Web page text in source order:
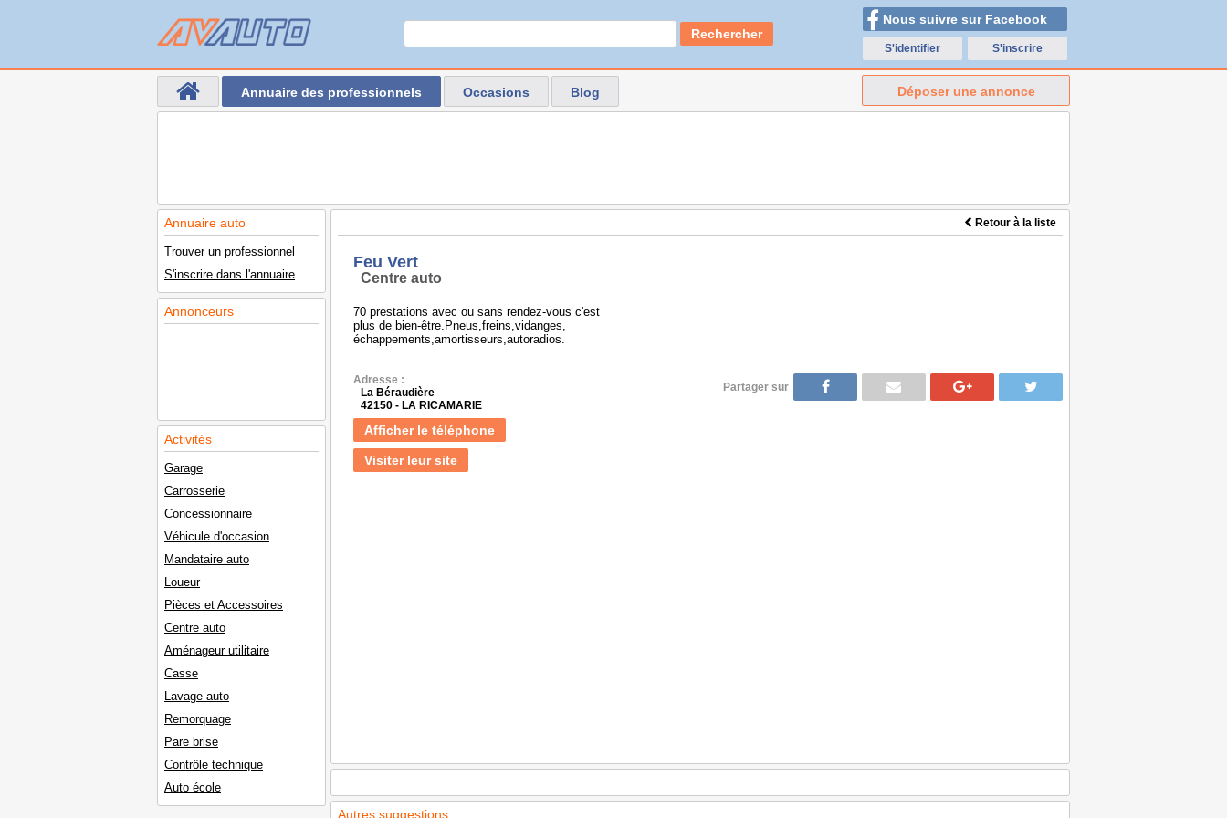
Rechercher
Nous suivre sur Facebook
S'identifier S'inscrire
Annuaire des professionnels Occasions Blog Déposer une annonce
Annuaire auto
Trouver un professionnel
S'inscrire dans l'annuaire
Annonceurs
Activités
Garage
Carrosserie
Concessionnaire
Véhicule d'occasion
Mandataire auto
Loueur
Pièces et Accessoires
Centre auto
Aménageur utilitaire
Casse
Lavage auto
Remorquage
Pare brise
Contrôle technique
Auto école
Retour à la liste
Feu Vert
Centre auto
70 prestations avec ou sans rendez-vous c'est
plus de bien-être.Pneus,freins,vidanges,
échappements,amortisseurs,autoradios.
Adresse :
La Béraudière
42150 - LA RICAMARIE
Afficher le téléphone
Visiter leur site
Partager sur
Autres suggestions